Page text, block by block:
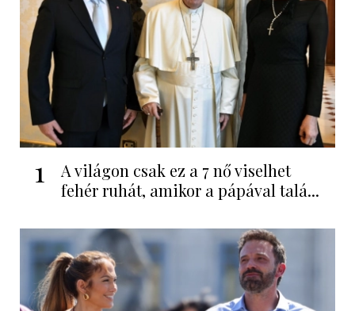
1
A világon csak ez a 7 nő viselhet
fehér ruhát, amikor a pápával talá...